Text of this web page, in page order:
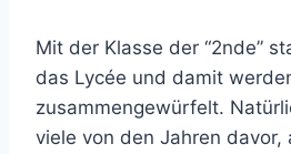
Mit der Klasse der “2nde”
das Lycée und damit
zusammengewürfelt.
viele von den Jahren davor,